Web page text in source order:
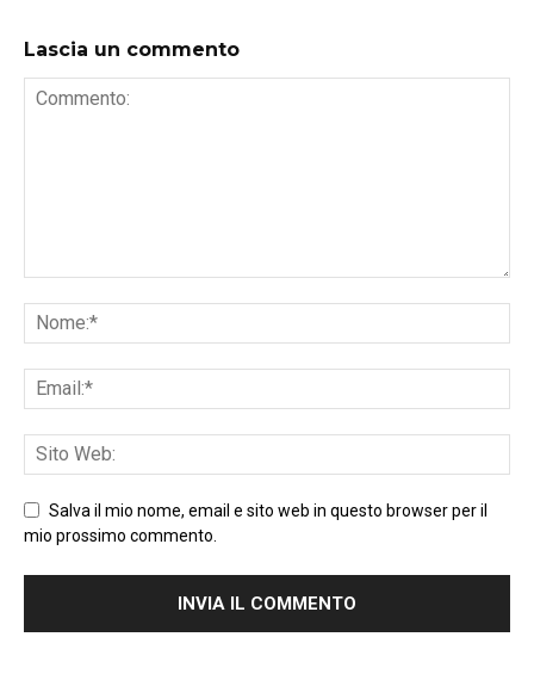
Lascia un commento
Salva il mio nome, email e sito web in questo browser per il
mio prossimo commento.